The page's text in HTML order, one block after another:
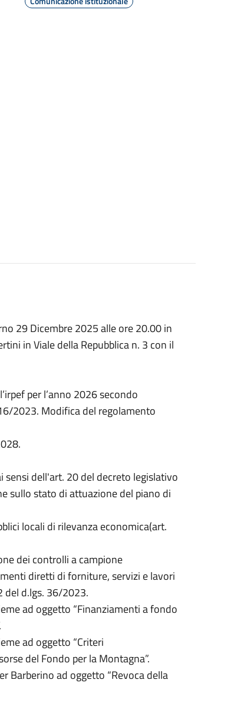
29 Dicembre 2025 alle ore 20.00 in
in Viale della Repubblica n. 3 con il
per l’anno 2026 secondo
2023. Modifica del regolamento
sensi dell'art. 20 del decreto legislativo
sullo stato di attuazione del piano di
locali di rilevanza economica(art.
dei controlli a campione
diretti di forniture, servizi e lavori
del d.lgs. 36/2023.
ad oggetto “Finanziamenti a fondo
ad oggetto “Criteri
del Fondo per la Montagna”.
Barberino ad oggetto “Revoca della